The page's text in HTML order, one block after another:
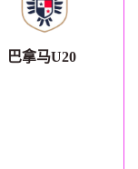
巴拿马U20